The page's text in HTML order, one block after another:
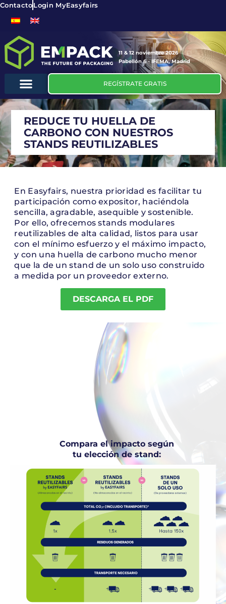
ContactoLogin MyEasyfairs
11 & 12 noviembre 2026
Pabellón 6 - IFEMA, Madrid
REGÍSTRATE GRATIS
REDUCE TU HUELLA DE
CARBONO CON NUESTROS
STANDS REUTILIZABLES
En Easyfairs, nuestra prioridad es facilitar tu
participación como expositor, haciéndola
sencilla, agradable, asequible y sostenible.
Por ello, ofrecemos stands modulares
reutilizables de alta calidad, listos para usar
con el mínimo esfuerzo y el máximo impacto,
y con una huella de carbono mucho menor
que la de un stand de un solo uso construido
a medida por un proveedor externo.
DESCARGA EL PDF
Compara el impacto según
tu elección de stand: